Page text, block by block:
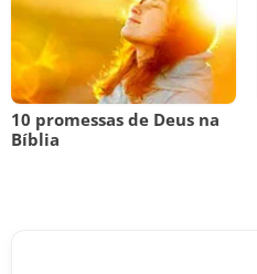
10 promessas de Deus na
Bíblia